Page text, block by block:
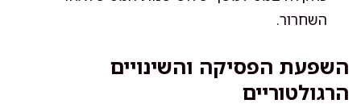
השחרור.
השפעת הפסיקה והשינויים
הרגולטוריים